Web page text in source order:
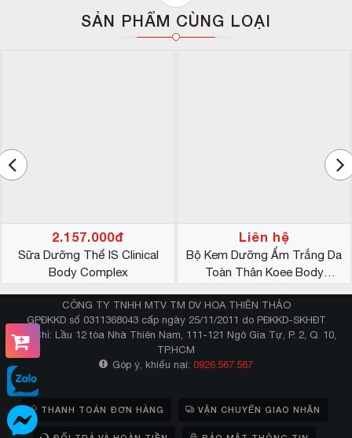
Bước 3: Chà xát nhẹ nhàng giúp các dưỡng chất
thẩm thấu vào da sâu hơn, nhanh hơn và tốt hơn.
SẢN PHẨM CÙNG LOẠI
2.157.000đ
Sữa Dưỡng Thể IS Clinical
Body Complex
Liên hệ
Bộ Kem Dưỡng Ẩm Trắng Da
Toàn Thân Koee Body
CÔNG TY TNHH MTV TM DV HOA THIÊN THẢO
GPĐKKD số 0311368043 cấp ngày 25/11/2011 do PĐKKD-SKHĐT
Địa Chỉ: Lầu 12 tòa Nhà Thiên Nam, 111-121 Ngô Gia Tự, P. 2, Q. 10,
TP.HCM
Góp ý, khiếu nại: 0926.567.567
THANH TOÁN ĐƠN HÀNG VẬN CHUYỂN GIAO NHẬN